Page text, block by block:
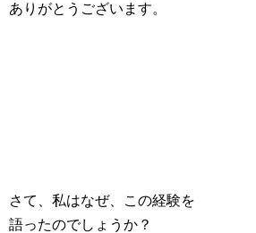
ありがとうございます。
さて、私はなぜ、この経験を
語ったのでしょうか？